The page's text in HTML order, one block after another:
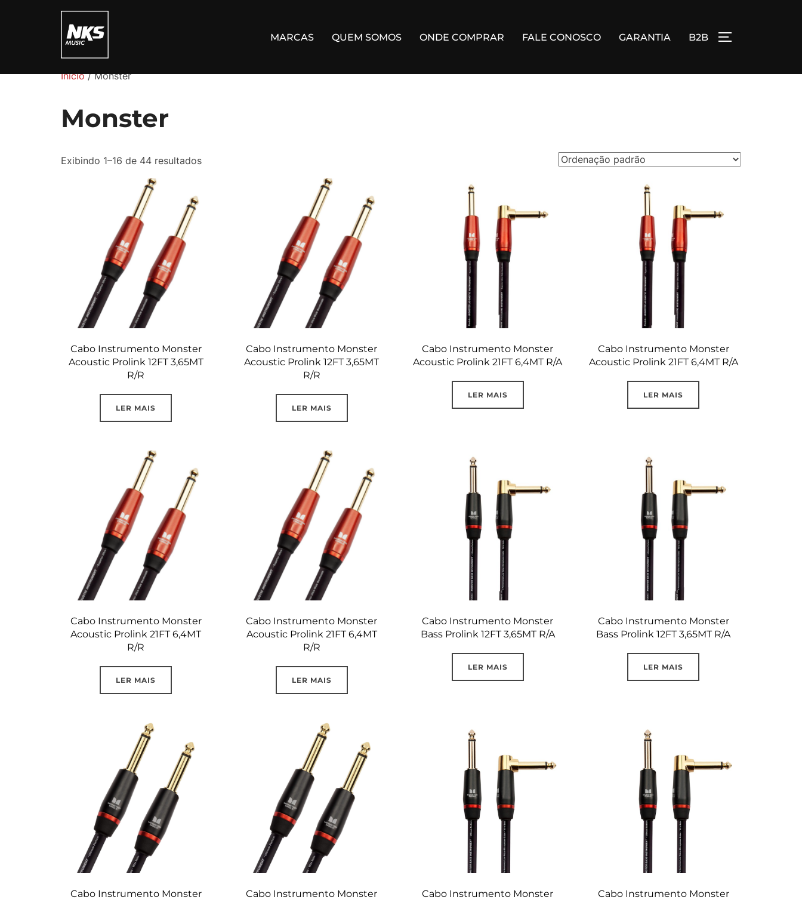
MARCAS QUEM SOMOS ONDE COMPRAR FALE CONOSCO GARANTIA B2B ALTERNAR
Início/ Monster
Monster
Exibindo 1–16 de 44 resultados
Cabo Instrumento Monster
Acoustic Prolink 12FT 3,65MT
R/R
LER MAIS
Cabo Instrumento Monster
Acoustic Prolink 12FT 3,65MT
R/R
LER MAIS
Cabo Instrumento Monster
Acoustic Prolink 21FT 6,4MT R/A
LER MAIS
Cabo Instrumento Monster
Acoustic Prolink 21FT 6,4MT R/A
LER MAIS
Cabo Instrumento Monster
Acoustic Prolink 21FT 6,4MT
R/R
LER MAIS
Cabo Instrumento Monster
Acoustic Prolink 21FT 6,4MT
R/R
LER MAIS
Cabo Instrumento Monster
Bass Prolink 12FT 3,65MT R/A
LER MAIS
Cabo Instrumento Monster
Bass Prolink 12FT 3,65MT R/A
LER MAIS
Cabo Instrumento Monster
Cabo Instrumento Monster
Cabo Instrumento Monster
Cabo Instrumento Monster